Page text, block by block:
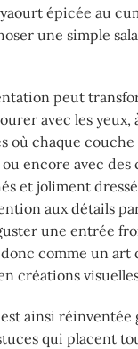
épicée au
une simple
peut
avec les yeux,
où chaque
encore avec des
et joliment
aux détails
une entrée
donc comme un art
créations
ainsi réinventée
qui placent